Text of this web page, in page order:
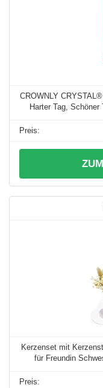
CROWNLY
Harter Tag,
Kerzenset mit
für Freundin